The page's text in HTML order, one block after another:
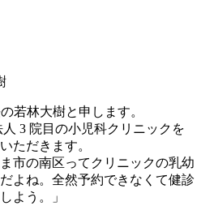
若林大樹と申します。
3 院目の小児科クリニックを
ただきます。
市の南区ってクリニックの乳幼
よね。全然予約できなくて健診
よう。」